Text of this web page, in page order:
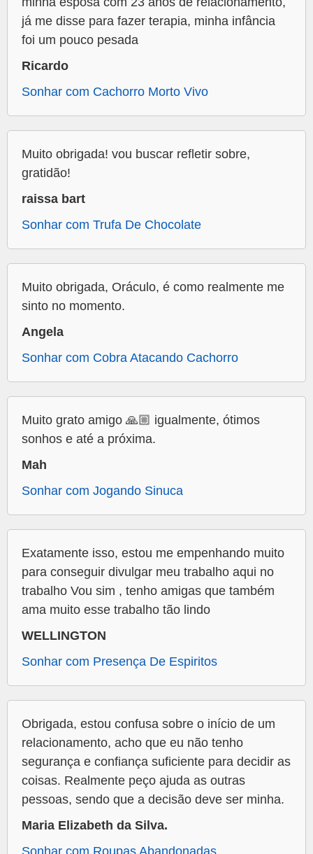
já me disse para fazer terapia, minha infância
foi um pouco pesada
Ricardo
Sonhar com Cachorro Morto Vivo
Muito obrigada! vou buscar refletir sobre,
gratidão!
raissa bart
Sonhar com Trufa De Chocolate
Muito obrigada, Oráculo, é como realmente me
sinto no momento.
Angela
Sonhar com Cobra Atacando Cachorro
Muito grato amigo 🙏🏼 igualmente, ótimos
sonhos e até a próxima.
Mah
Sonhar com Jogando Sinuca
Exatamente isso, estou me empenhando muito
para conseguir divulgar meu trabalho aqui no
trabalho Vou sim , tenho amigas que também
ama muito esse trabalho tão lindo
WELLINGTON
Sonhar com Presença De Espiritos
Obrigada, estou confusa sobre o início de um
relacionamento, acho que eu não tenho
segurança e confiança suficiente para decidir as
coisas. Realmente peço ajuda as outras
pessoas, sendo que a decisão deve ser minha.
Maria Elizabeth da Silva.